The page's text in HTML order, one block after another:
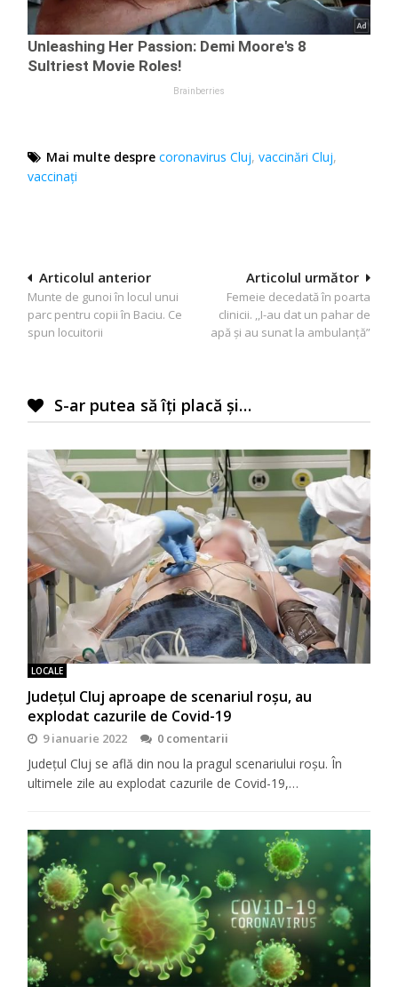
Mai multe despre coronavirus Cluj,vaccinări Cluj,
vaccinați
Navigare
în
articole
Articolul următor
Femeie decedată în poarta
clinicii. ,,I-au dat un pahar de
apă și au sunat la ambulanță”
Articolul anterior
Munte de gunoi în locul unui
parc pentru copii în Baciu. Ce
spun locuitorii
S-ar putea să îți placă și…
LOCALE
Județul Cluj aproape de scenariul roșu, au
explodat cazurile de Covid-19
9 ianuarie 2022 0 comentarii
Județul Cluj se află din nou la pragul scenariului roșu. În
ultimele zile au explodat cazurile de Covid-19,…